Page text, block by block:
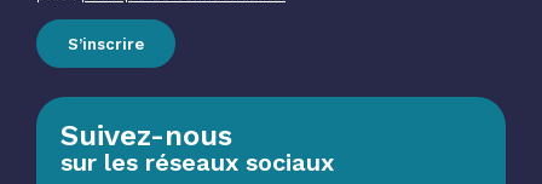
S’inscrire
Suivez-nous
sur les réseaux sociaux